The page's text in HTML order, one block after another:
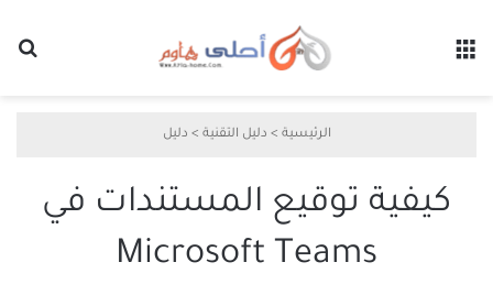
الرئيسية > دليل التقنية > دليل
كيفية توقيع المستندات في
Microsoft Teams